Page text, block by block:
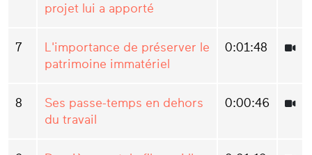
projet lui a apporté
7
L'importance de préserver le
patrimoine immatériel
0:01:48
8
Ses passe-temps en dehors
du travail
0:00:46